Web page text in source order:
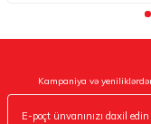
Kampaniya və